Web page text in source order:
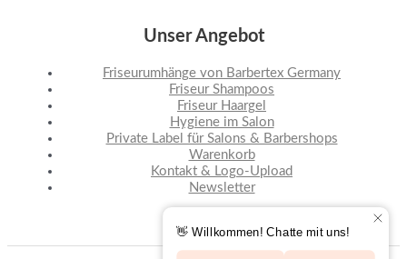
Unser Angebot
Friseurumhänge von Barbertex Germany
Friseur Shampoos
Friseur Haargel
Hygiene im Salon
Private Label für Salons & Barbershops
Warenkorb
Kontakt & Logo-Upload
Newsletter